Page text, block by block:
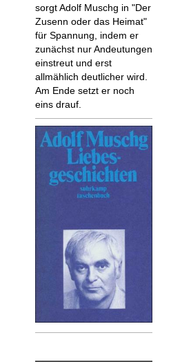
sorgt Adolf Muschg in "Der
Zusenn oder das Heimat"
für Spannung, indem er
zunächst nur Andeutungen
einstreut und erst
allmählich deutlicher wird.
Am Ende setzt er noch
eins drauf.